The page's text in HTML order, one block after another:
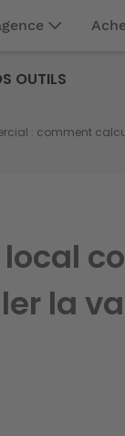
OUTILS
: comment
la